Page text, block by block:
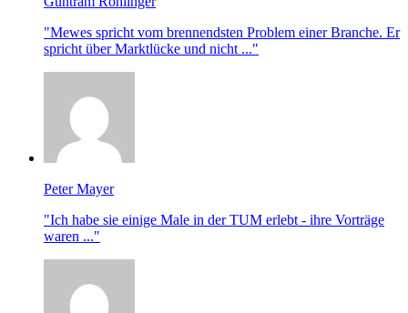
"Mewes spricht vom brennendsten Problem einer Branche. Er
spricht über Marktlücke und nicht ..."
Peter Mayer
"Ich habe sie einige Male in der TUM erlebt - ihre Vorträge
waren ..."